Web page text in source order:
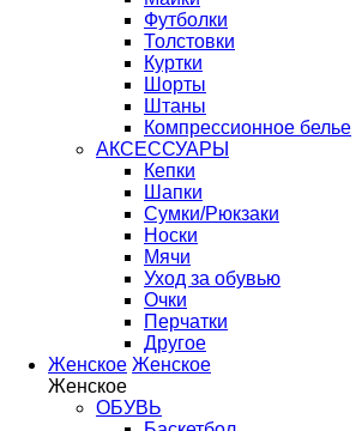
Футболки
Толстовки
Куртки
Шорты
Штаны
Компрессионное белье
АКСЕССУАРЫ
Кепки
Шапки
Сумки/Рюкзаки
Носки
Мячи
Уход за обувью
Очки
Перчатки
Другое
Женское Женское
Женское
ОБУВЬ